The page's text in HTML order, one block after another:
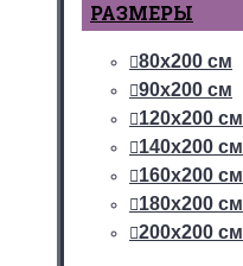
РАЗМЕРЫ
80х200 см
90х200 см
120х200 см
140х200 см
160х200 см
180х200 см
200х200 см